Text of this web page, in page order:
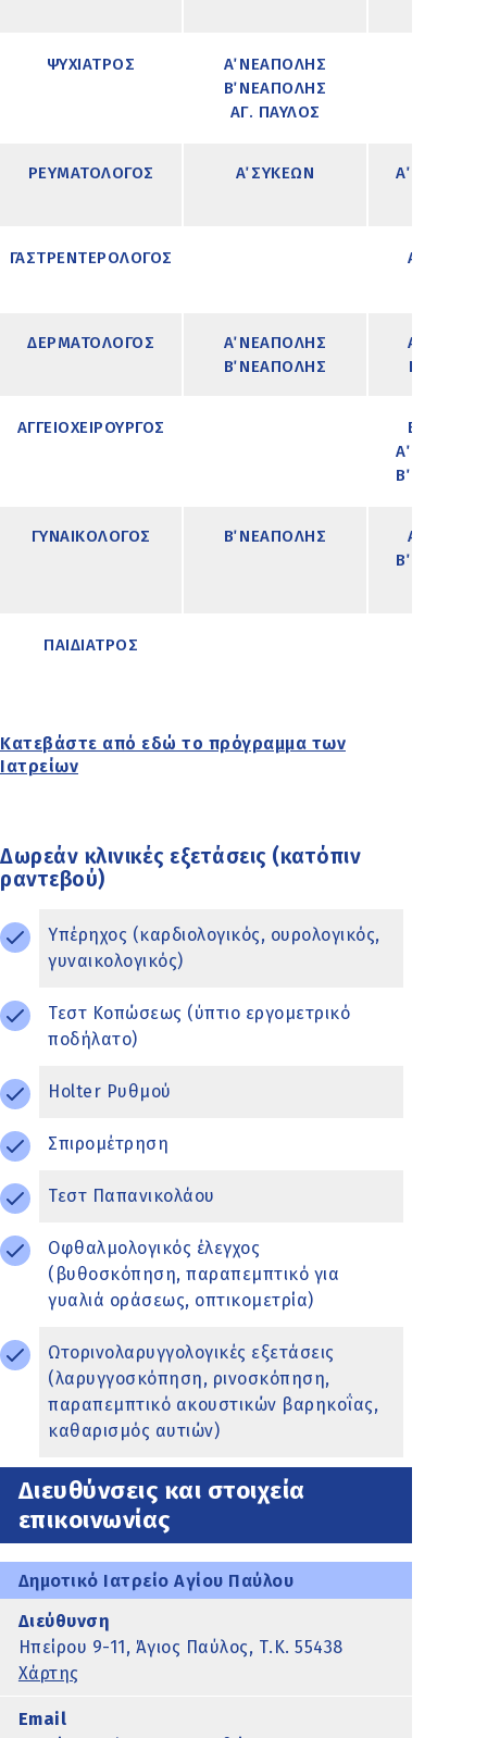
ΨΥΧΙΑΤΡΟΣ
Α΄ ΝΕΑΠΟΛΗΣ
Β΄ ΝΕΑΠΟΛΗΣ
ΑΓ. ΠΑΥΛΟΣ
ΡΕΥΜΑΤΟΛΟΓΟΣ Α΄ ΣΥΚΕΩΝ
Α΄
ΓΑΣΤΡΕΝΤΕΡΟΛΟΓΟΣ Α΄ ΣΥΚΕΩΝ
ΔΕΡΜΑΤΟΛΟΓΟΣ
Α΄ ΝΕΑΠΟΛΗΣ
Β΄ ΝΕΑΠΟΛΗΣ
Α΄ ΣΥΚΕΩΝ
Γ΄ ΣΥΚΕΩΝ
ΑΓΓΕΙΟΧΕΙΡΟΥΡΓΟΣ
Β΄ ΣΥΚΕΩΝ
Α΄
Β΄
ΓΥΝΑΙΚΟΛΟΓΟΣ Β΄ ΝΕΑΠΟΛΗΣ
Α΄ ΣΥΚΕΩΝ
Β΄
ΠΑΙΔΙΑΤΡΟΣ
Κατεβάστε από εδώ το πρόγραμμα των
Ιατρείων
Δωρεάν κλινικές εξετάσεις (κατόπιν
ραντεβού)
Υπέρηχος (καρδιολογικός, ουρολογικός,
γυναικολογικός)
Τεστ Κοπώσεως (ύπτιο εργομετρικό
ποδήλατο)
Holter Ρυθμού
Σπιρομέτρηση
Τεστ Παπανικολάου
Οφθαλμολογικός έλεγχος
(βυθοσκόπηση, παραπεμπτικό για
γυαλιά οράσεως, οπτικομετρία)
Ωτορινολαρυγγολογικές εξετάσεις
(λαρυγγοσκόπηση, ρινοσκόπηση,
παραπεμπτικό ακουστικών βαρηκοΐας,
καθαρισμός αυτιών)
Διευθύνσεις και στοιχεία
επικοινωνίας
Δημοτικό Ιατρείο Αγίου Παύλου
Διεύθυνση
Ηπείρου 9-11, Άγιος Παύλος, Τ.Κ. 55438
Χάρτης
Email